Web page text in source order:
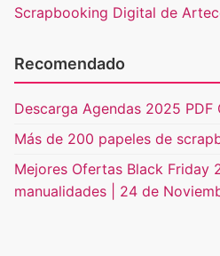
Scrapbooking Digital de
Recomendado
Descarga Agendas 2025
Más de 200 papeles de
Mejores Ofertas Black Friday
manualidades | 24 de